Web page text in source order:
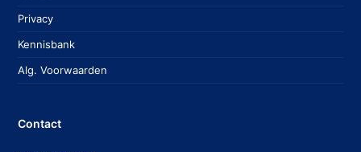
Privacy
Kennisbank
Alg. Voorwaarden
Contact